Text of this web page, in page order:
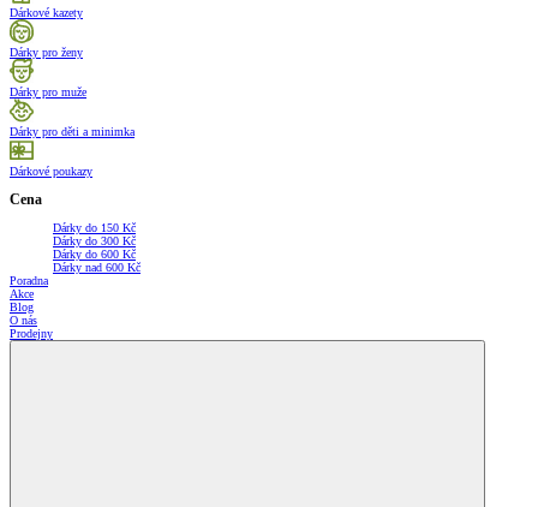
Dárkové kazety
Dárky pro ženy
Dárky pro muže
Dárky pro děti a minimka
Dárkové poukazy
Cena
Dárky do 150 Kč
Dárky do 300 Kč
Dárky do 600 Kč
Dárky nad 600 Kč
Poradna
Akce
Blog
O nás
Prodejny